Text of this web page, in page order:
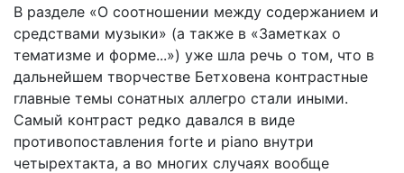
В разделе «О соотношении между содержанием и
средствами музыки» (а также в «Заметках о
тематизме и форме...») уже шла речь о том, что в
дальнейшем творчестве Бетховена контрастные
главные темы сонатных аллегро стали иными.
Самый контраст редко давался в виде
противопоставления forte и piano внутри
четырехтакта, а во многих случаях вообще